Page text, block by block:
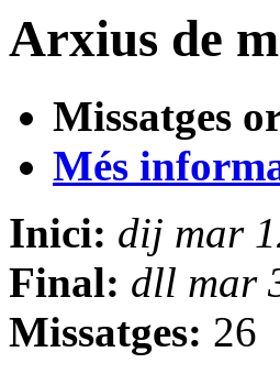
Arxius de
Missatges
Més
Inici: dij mar
Final: dll mar
Missatges: 26